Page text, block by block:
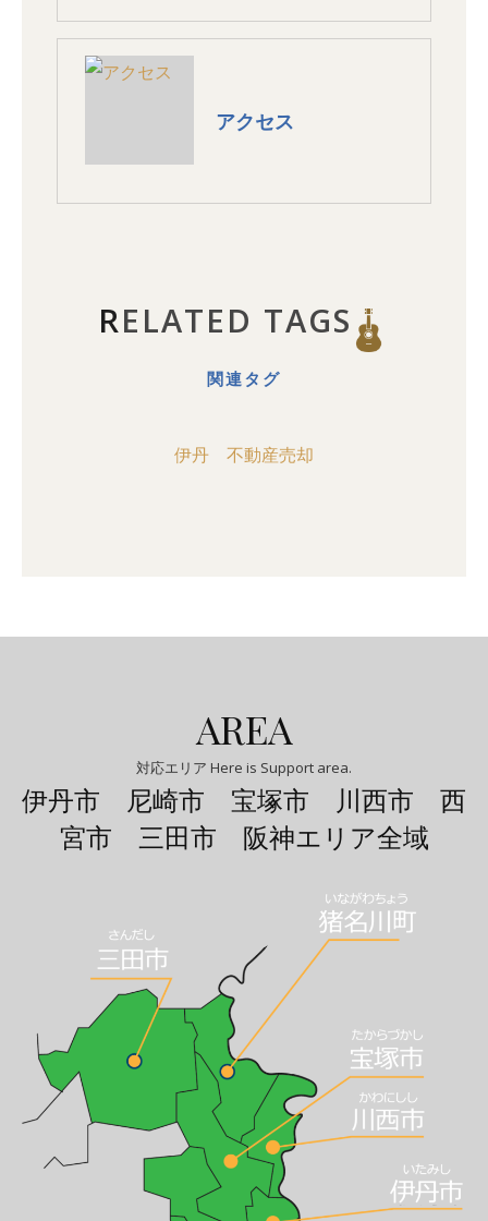
アクセス
関連タグ
RELATED TAGS
伊丹 不動産売却
AREA
対応エリア Here is Support area.
伊丹市 尼崎市 宝塚市 川西市 西
宮市 三田市 阪神エリア全域